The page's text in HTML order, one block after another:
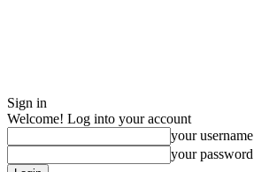
Sign in
Welcome! Log into your account
your username
your password